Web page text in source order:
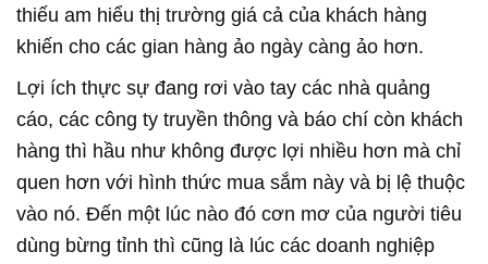
thiếu am hiểu thị trường giá cả của khách hàng
khiến cho các gian hàng ảo ngày càng ảo hơn.
Lợi ích thực sự đang rơi vào tay các nhà quảng
cáo, các công ty truyền thông và báo chí còn khách
hàng thì hầu như không được lợi nhiều hơn mà chỉ
quen hơn với hình thức mua sắm này và bị lệ thuộc
vào nó. Đến một lúc nào đó cơn mơ của người tiêu
dùng bừng tỉnh thì cũng là lúc các doanh nghiệp